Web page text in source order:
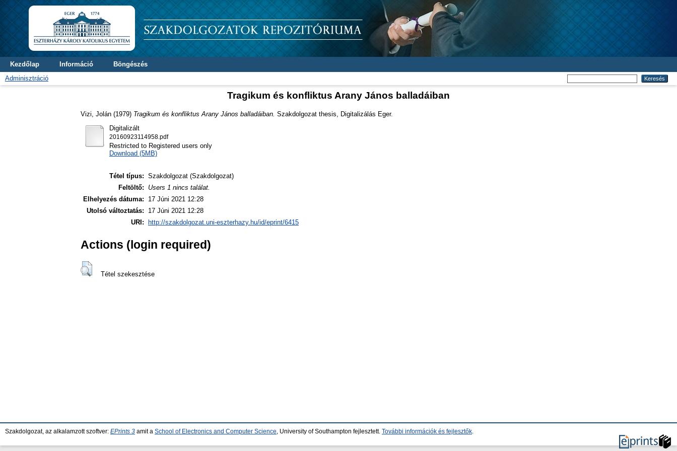
Kezdőlap Információ
Böngészés
Adminisztráció
Tragikum és konfliktus Arany János balladáiban
Vizi, Jolán (1979) Tragikum és konfliktus Arany János balladáiban. Szakdolgozat thesis, Digitalizálás Eger.
Digitalizált
20160923114958.pdf
Restricted to Registered users only
Download (5MB)
Tétel típus: Szakdolgozat (Szakdolgozat)
Feltöltő:
Users 1 nincs találat.
Elhelyezés dátuma:
17 Júni 2021 12:28
Utolsó változtatás:
17 Júni 2021 12:28
URI:
http://szakdolgozat.uni-eszterhazy.hu/id/eprint/6415
Actions (login required)
Tétel szekesztése
Szakdolgozat, az alkalamzott szoftver: EPrints 3 amit a School of Electronics and Computer Science , University of Southampton fejlesztett. További információk és fejlesztők